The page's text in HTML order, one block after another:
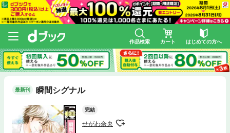
作品検索 カート はじめての方へ
最新刊 瞬間シグナル
完結
せがわ奈央